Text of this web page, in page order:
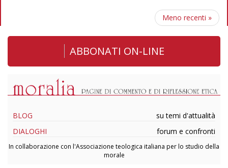
Meno recenti »
ABBONATI ON-LINE
BLOG
su temi d'attualità
DIALOGHI
forum e confronti
In collaborazione con l'Associazione teologica italiana per lo studio della
morale